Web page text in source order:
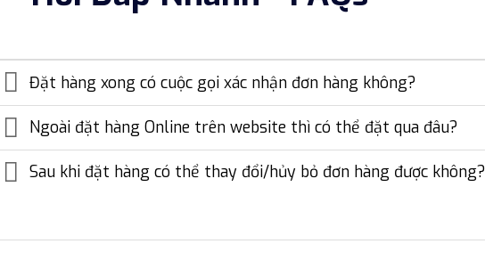
Đặt hàng xong có cuộc gọi xác nhận đơn hàng không?
Ngoài đặt hàng Online trên website thì có thể đặt qua đâu?
Sau khi đặt hàng có thể thay đổi/hủy bỏ đơn hàng được không?